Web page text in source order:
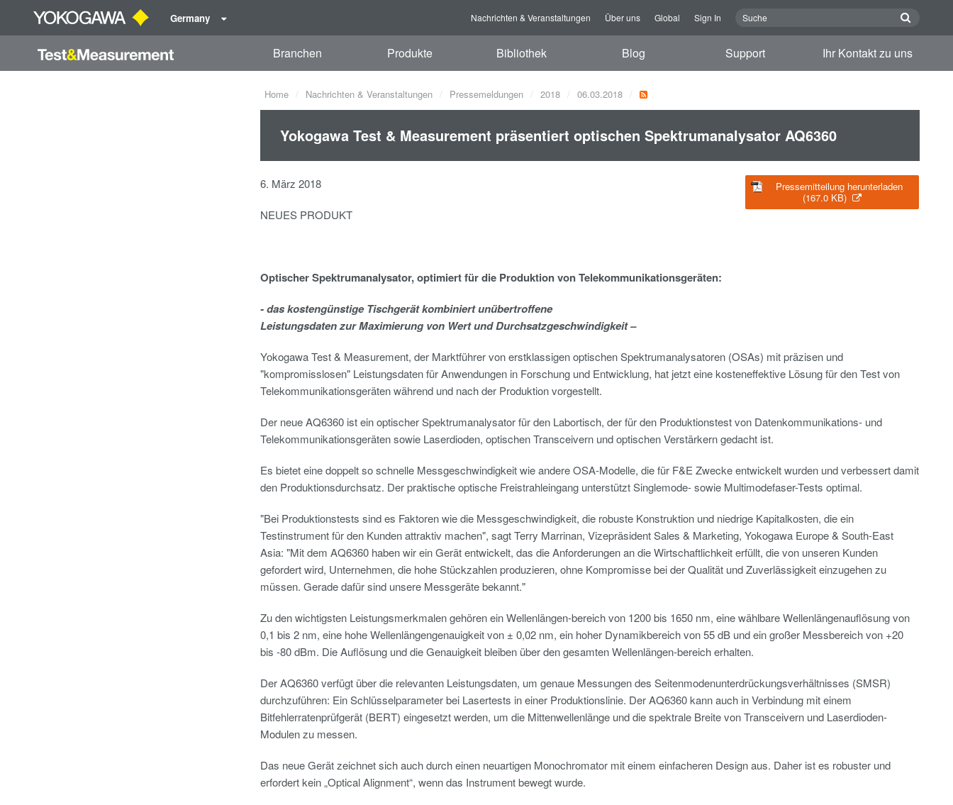
Germany Nachrichten & Veranstaltungen Über uns Global Sign In
Branchen Produkte Bibliothek Blog Support Ihr Kontakt zu uns
Home Nachrichten & Veranstaltungen Pressemeldungen 2018 06.03.2018
Yokogawa Test & Measurement präsentiert optischen Spektrumanalysator AQ6360
Pressemitteilung herunterladen
(167.0 KB)
6. März 2018
NEUES PRODUKT
Optischer Spektrumanalysator, optimiert für die Produktion von Telekommunikationsgeräten:
-das kostengünstige Tischgerät kombiniert unübertroffene
Leistungsdaten zur Maximierung von Wert und Durchsatzgeschwindigkeit –
Yokogawa Test & Measurement, der Marktführer von erstklassigen optischen Spektrumanalysatoren (OSAs) mit präzisen und
"kompromisslosen" Leistungsdaten für Anwendungen in Forschung und Entwicklung, hat jetzt eine kosteneffektive Lösung für den Test von
Telekommunikationsgeräten während und nach der Produktion vorgestellt.
Der neue AQ6360 ist ein optischer Spektrumanalysator für den Labortisch, der für den Produktionstest von Datenkommunikations- und
Telekommunikationsgeräten sowie Laserdioden, optischen Transceivern und optischen Verstärkern gedacht ist.
Es bietet eine doppelt so schnelle Messgeschwindigkeit wie andere OSA-Modelle, die für F&E Zwecke entwickelt wurden und verbessert damit
den Produktionsdurchsatz. Der praktische optische Freistrahleingang unterstützt Singlemode- sowie Multimodefaser-Tests optimal.
"Bei Produktionstests sind es Faktoren wie die Messgeschwindigkeit, die robuste Konstruktion und niedrige Kapitalkosten, die ein
Testinstrument für den Kunden attraktiv machen", sagt Terry Marrinan, Vizepräsident Sales & Marketing, Yokogawa Europe & South-East
Asia: "Mit dem AQ6360 haben wir ein Gerät entwickelt, das die Anforderungen an die Wirtschaftlichkeit erfüllt, die von unseren Kunden
gefordert wird, Unternehmen, die hohe Stückzahlen produzieren, ohne Kompromisse bei der Qualität und Zuverlässigkeit einzugehen zu
müssen. Gerade dafür sind unsere Messgeräte bekannt."
Zu den wichtigsten Leistungsmerkmalen gehören ein Wellenlängen-bereich von 1200 bis 1650 nm, eine wählbare Wellenlängenauflösung von
0,1 bis 2 nm, eine hohe Wellenlängengenauigkeit von ± 0,02 nm, ein hoher Dynamikbereich von 55 dB und ein großer Messbereich von +20
bis -80 dBm. Die Auflösung und die Genauigkeit bleiben über den gesamten Wellenlängen-bereich erhalten.
Der AQ6360 verfügt über die relevanten Leistungsdaten, um genaue Messungen des Seitenmodenunterdrückungsverhältnisses (SMSR)
durchzuführen: Ein Schlüsselparameter bei Lasertests in einer Produktionslinie. Der AQ6360 kann auch in Verbindung mit einem
Bitfehlerratenprüfgerät (BERT) eingesetzt werden, um die Mittenwellenlänge und die spektrale Breite von Transceivern und Laserdioden-
Modulen zu messen.
Das neue Gerät zeichnet sich auch durch einen neuartigen Monochromator mit einem einfacheren Design aus. Daher ist es robuster und
erfordert kein „Optical Alignment“, wenn das Instrument bewegt wurde.